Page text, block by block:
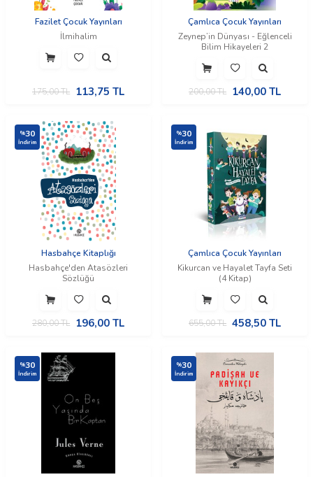
Fazilet Çocuk Yayınları
İlmihalim
175,00TL 113,75 TL
Çamlıca Çocuk Yayınları
Zeynep’in Dünyası - Eğlenceli
Bilim Hikayeleri 2
200,00TL 140,00 TL
%30
İndirim
Hasbahçe Kitaplığı
Hasbahçe'den Atasözleri
Sözlüğü
280,00TL 196,00 TL
%30
İndirim
Çamlıca Çocuk Yayınları
Kikurcan ve Hayalet Tayfa Seti
(4 Kitap)
655,00TL 458,50 TL
%30
İndirim
%30
İndirim